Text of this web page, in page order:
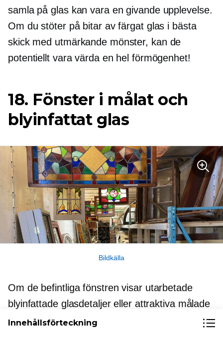
samla på glas kan vara en givande upplevelse.
Om du stöter på bitar av färgat glas i bästa
skick med utmärkande mönster, kan de
potentiellt vara värda en hel förmögenhet!
18. Fönster i målat och
blyinfattat glas
Bildkälla
Om de befintliga fönstren visar utarbetade
blyinfattade glasdetaljer eller attraktiva målade
glasdetaljer kan de vara värda mycket pengar.
Innehållsförteckning